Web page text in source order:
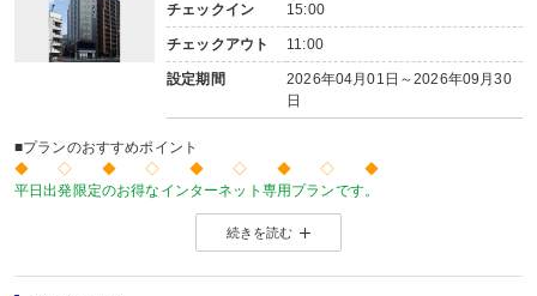
チェックイン 15:00
チェックアウト 11:00
設定期間
2026年04月01日～2026年09月30
日
■プランのおすすめポイント
◆ ◇ ◆ ◇ ◆ ◇ ◆ ◇ ◆
平日出発限定のお得なインターネット専用プランです。
価格を抑えたい！人が多い土日祝日を避けてゆったり旅をしたい！
◆ ◇ ◆ ◇ ◆ ◇ ◆ ◇ ◆
続きを読む